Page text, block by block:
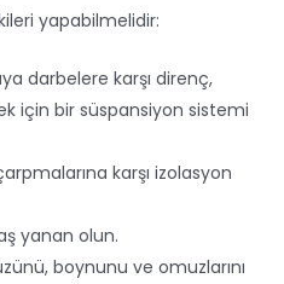
yapabilmelidir:
darbelere karşı direnç,
için bir süspansiyon sistemi
karşı izolasyon
yanan olun.
boynunu ve omuzlarını